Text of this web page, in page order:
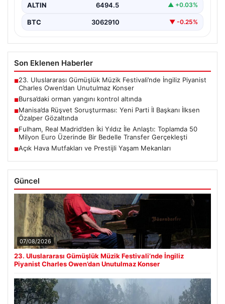
ALTIN 6494.5 ▲ +0.03%
BTC 3062910 ▼ -0.25%
Son Eklenen Haberler
■23. Uluslararası Gümüşlük Müzik Festivali’nde İngiliz Piyanist
Charles Owen’dan Unutulmaz Konser
■Bursa’daki orman yangını kontrol altında
■Manisa’da Rüşvet Soruşturması: Yeni Parti İl Başkanı İlksen
Özalper Gözaltında
■Fulham, Real Madrid’den İki Yıldız İle Anlaştı: Toplamda 50
Milyon Euro Üzerinde Bir Bedelle Transfer Gerçekleşti
■Açık Hava Mutfakları ve Prestijli Yaşam Mekanları
Güncel
07/08/2026
23. Uluslararası Gümüşlük Müzik Festivali’nde İngiliz
Piyanist Charles Owen’dan Unutulmaz Konser